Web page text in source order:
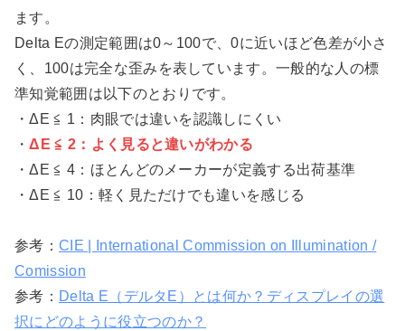
ます。
Delta Eの測定範囲は0～100で、0に近いほど色差が小さ
く、100は完全な歪みを表しています。一般的な人の標
準知覚範囲は以下のとおりです。
・ΔE ≦ 1：肉眼では違いを認識しにくい
・ΔE ≦ 2：よく見ると違いがわかる
・ΔE ≦ 4：ほとんどのメーカーが定義する出荷基準
・ΔE ≦ 10：軽く見ただけでも違いを感じる
参考： CIE | International Commission on Illumination /
Comission
参考： Delta E（デルタE）とは何か？ディスプレイの選
択にどのように役立つのか？